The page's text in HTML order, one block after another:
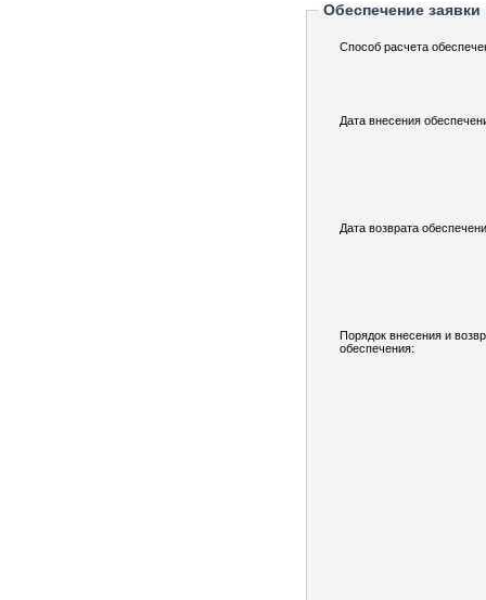
Обеспечение заявки
Способ расчета
Дата внесения
Дата возврата
Порядок внесения и
обеспечения: